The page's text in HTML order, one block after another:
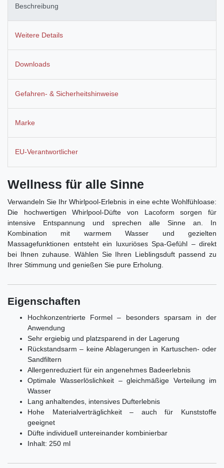
Beschreibung
Weitere Details
Downloads
Gefahren- & Sicherheitshinweise
Marke
EU-Verantwortlicher
Wellness für alle Sinne
Verwandeln Sie Ihr Whirlpool-Erlebnis in eine echte Wohlfühloase:
Die hochwertigen Whirlpool-Düfte von Lacoform sorgen für
intensive Entspannung und sprechen alle Sinne an. In
Kombination mit warmem Wasser und gezielten
Massagefunktionen entsteht ein luxuriöses Spa-Gefühl – direkt
bei Ihnen zuhause. Wählen Sie Ihren Lieblingsduft passend zu
Ihrer Stimmung und genießen Sie pure Erholung.
Eigenschaften
Hochkonzentrierte Formel – besonders sparsam in der
Anwendung
Sehr ergiebig und platzsparend in der Lagerung
Rückstandsarm – keine Ablagerungen in Kartuschen- oder
Sandfiltern
Allergenreduziert für ein angenehmes Badeerlebnis
Optimale Wasserlöslichkeit – gleichmäßige Verteilung im
Wasser
Lang anhaltendes, intensives Dufterlebnis
Hohe Materialverträglichkeit – auch für Kunststoffe
geeignet
Düfte individuell untereinander kombinierbar
Inhalt: 250 ml